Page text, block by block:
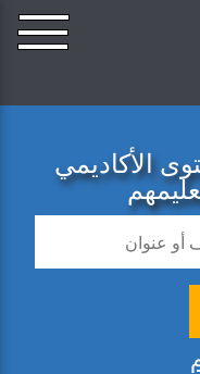
الأكاديمي